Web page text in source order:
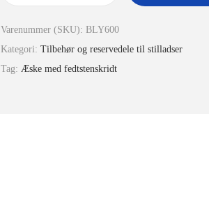
Varenummer (SKU): BLY600
Kategori: Tilbehør og reservedele til stilladser
Tag: Æske med fedtstenskridt